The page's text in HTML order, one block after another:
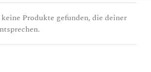
Produkte gefunden, die deiner